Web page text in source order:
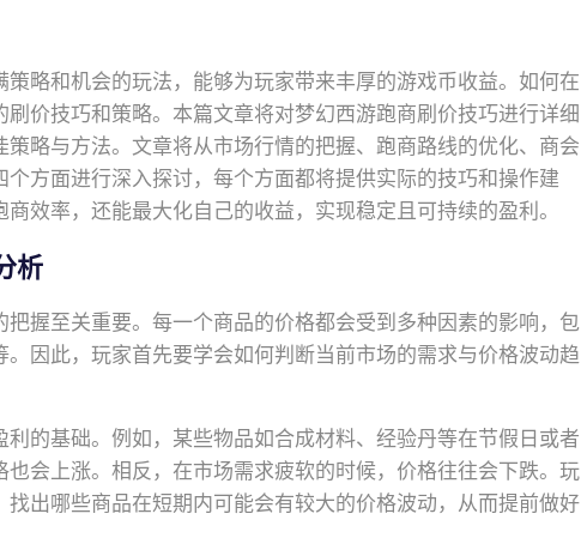
策略和机会的玩法，能够为玩家带来丰厚的游戏币收益。如何在
价技巧和策略。本篇文章将对梦幻西游跑商刷价技巧进行详细
略与方法。文章将从市场行情的把握、跑商路线的优化、商会
方面进行深入探讨，每个方面都将提供实际的技巧和操作建
效率，还能最大化自己的收益，实现稳定且可持续的盈利。
析
握至关重要。每一个商品的价格都会受到多种因素的影响，包
因此，玩家首先要学会如何判断当前市场的需求与价格波动趋
的基础。例如，某些物品如合成材料、经验丹等在节假日或者
会上涨。相反，在市场需求疲软的时候，价格往往会下跌。玩
出哪些商品在短期内可能会有较大的价格波动，从而提前做好